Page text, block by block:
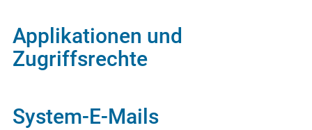
Applikationen und
Zugriffsrechte
System-E-Mails